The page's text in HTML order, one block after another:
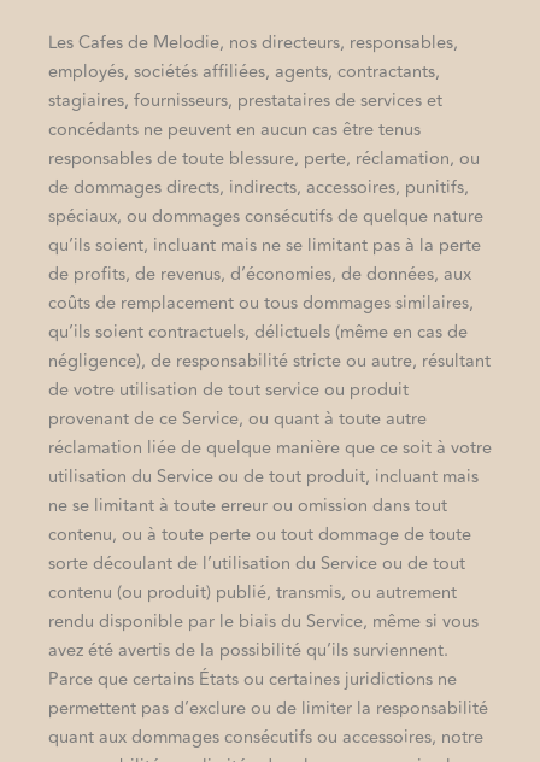
Les Cafes de Melodie, nos directeurs, responsables,
employés, sociétés affiliées, agents, contractants,
stagiaires, fournisseurs, prestataires de services et
concédants ne peuvent en aucun cas être tenus
responsables de toute blessure, perte, réclamation, ou
de dommages directs, indirects, accessoires, punitifs,
spéciaux, ou dommages consécutifs de quelque nature
qu’ils soient, incluant mais ne se limitant pas à la perte
de profits, de revenus, d’économies, de données, aux
coûts de remplacement ou tous dommages similaires,
qu’ils soient contractuels, délictuels (même en cas de
négligence), de responsabilité stricte ou autre, résultant
de votre utilisation de tout service ou produit
provenant de ce Service, ou quant à toute autre
réclamation liée de quelque manière que ce soit à votre
utilisation du Service ou de tout produit, incluant mais
ne se limitant à toute erreur ou omission dans tout
contenu, ou à toute perte ou tout dommage de toute
sorte découlant de l’utilisation du Service ou de tout
contenu (ou produit) publié, transmis, ou autrement
rendu disponible par le biais du Service, même si vous
avez été avertis de la possibilité qu’ils surviennent.
Parce que certains États ou certaines juridictions ne
permettent pas d’exclure ou de limiter la responsabilité
quant aux dommages consécutifs ou accessoires, notre